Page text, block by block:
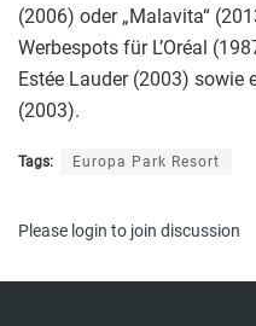
(2006) oder „Malavita“
Werbespots für L’Oréal
Estée Lauder (2003)
(2003).
Tags: Europa Park Resort
Please login to join discussion